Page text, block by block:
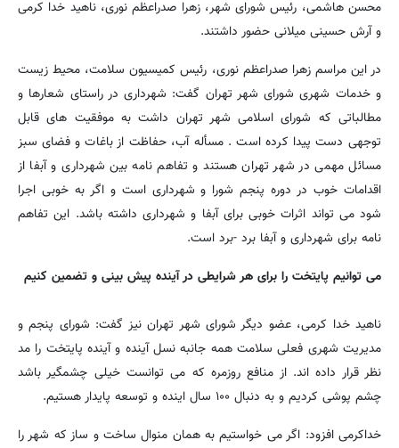
محسن هاشمی، رئیس شورای شهر، زهرا صدراعظم نوری، ناهید خدا کرمی
و آرش حسینی میلانی حضور داشتند.
در این مراسم زهرا صدراعظم نوری، رئیس کمیسیون سلامت، محیط زیست
و خدمات شهری شورای شهر تهران گفت: شهرداری در راستای شعارها و
مطالباتی که شورای اسلامی شهر تهران داشت به موفقیت های قابل
توجهی دست پیدا کرده است . مسأله آب، حفاظت از باغات و فضای سبز
مسائل مهمی در شهر تهران هستند و تفاهم نامه بین شهرداری و آبفا از
اقدامات خوب در دوره پنجم شورا و شهرداری است و اگر به خوبی اجرا
شود می تواند اثرات خوبی برای آبفا و شهرداری داشته باشد. این تفاهم
نامه برای شهرداری و آبفا برد -برد است.
می توانیم پایتخت را برای هر شرایطی در آینده پیش بینی و تضمین کنیم
ناهید خدا کرمی، عضو دیگر شورای شهر تهران نیز گفت: شورای پنجم و
مدیریت شهری فعلی سلامت همه جانبه نسل آینده و آینده پایتخت را مد
نظر قرار داده اند. از منافع روزمره که می توانست خیلی چشمگیر باشد
چشم پوشی کردیم و به دنبال ۱۰۰ سال اینده و توسعه پایدار هستیم.
خداکرمی افزود: اگر می خواستیم به همان منوال ساخت و ساز که شهر را